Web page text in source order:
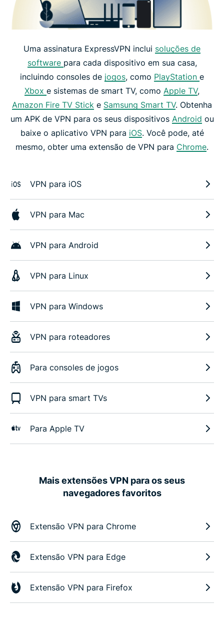
Uma assinatura ExpressVPN inclui soluções de
software para cada dispositivo em sua casa,
incluindo consoles de jogos, como PlayStation e
Xbox e sistemas de smart TV, como Apple TV,
Amazon Fire TV Stick e Samsung Smart TV. Obtenha
um APK de VPN para os seus dispositivos Android ou
baixe o aplicativo VPN para iOS. Você pode, até
mesmo, obter uma extensão de VPN para Chrome.
VPN para iOS
VPN para Mac
VPN para Android
VPN para Linux
VPN para Windows
VPN para roteadores
Para consoles de jogos
VPN para smart TVs
Para Apple TV
Mais extensões VPN para os seus
navegadores favoritos
Extensão VPN para Chrome
Extensão VPN para Edge
Extensão VPN para Firefox